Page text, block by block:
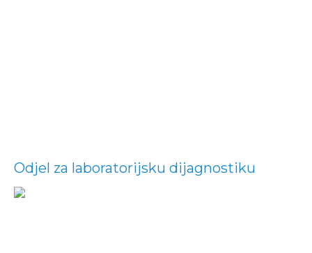
Odjel za laboratorijsku dijagnostiku